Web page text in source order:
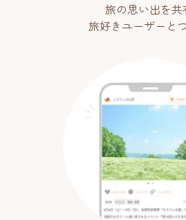
旅の思い出を共
旅好きユーザーと